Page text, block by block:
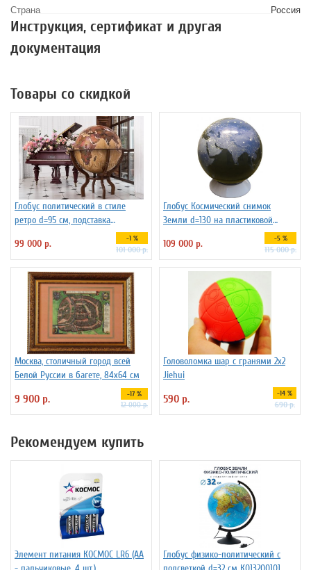
Страна
Россия
Инструкция, сертификат и другая
документация
Товары со скидкой
Глобус политический в стиле
ретро d=95 см, подставка
99 000 р. -1 %
101 000 р.
Глобус Космический снимок
Земли d=130 на пластиковой
109 000 р. -5 %
115 000 р.
Москва, столичный город всей
Белой Руссии в багете, 84х64 см
9 900 р. -17 %
12 000 р.
Головоломка шар с гранями 2х2
Jiehui
590 р. -14 %
690 р.
Рекомендуем купить
Элемент питания КОСМОС LR6 (АА
Глобус физико-политический с